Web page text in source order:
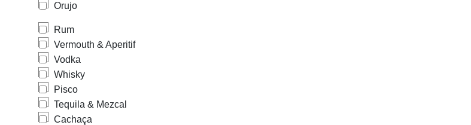
Orujo
Rum
Vermouth & Aperitif
Vodka
Whisky
Pisco
Tequila & Mezcal
Cachaça